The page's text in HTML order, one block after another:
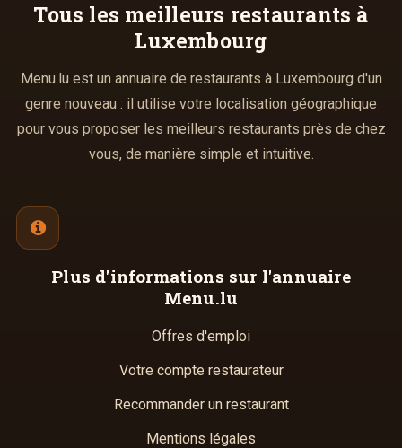
Tous les meilleurs restaurants à
Luxembourg
Menu.lu est un annuaire de restaurants à Luxembourg d'un
genre nouveau : il utilise votre localisation géographique
pour vous proposer les meilleurs restaurants près de chez
vous, de manière simple et intuitive.
Plus d'informations sur l'annuaire
Menu.lu
Offres d'emploi
Votre compte restaurateur
Recommander un restaurant
Mentions légales